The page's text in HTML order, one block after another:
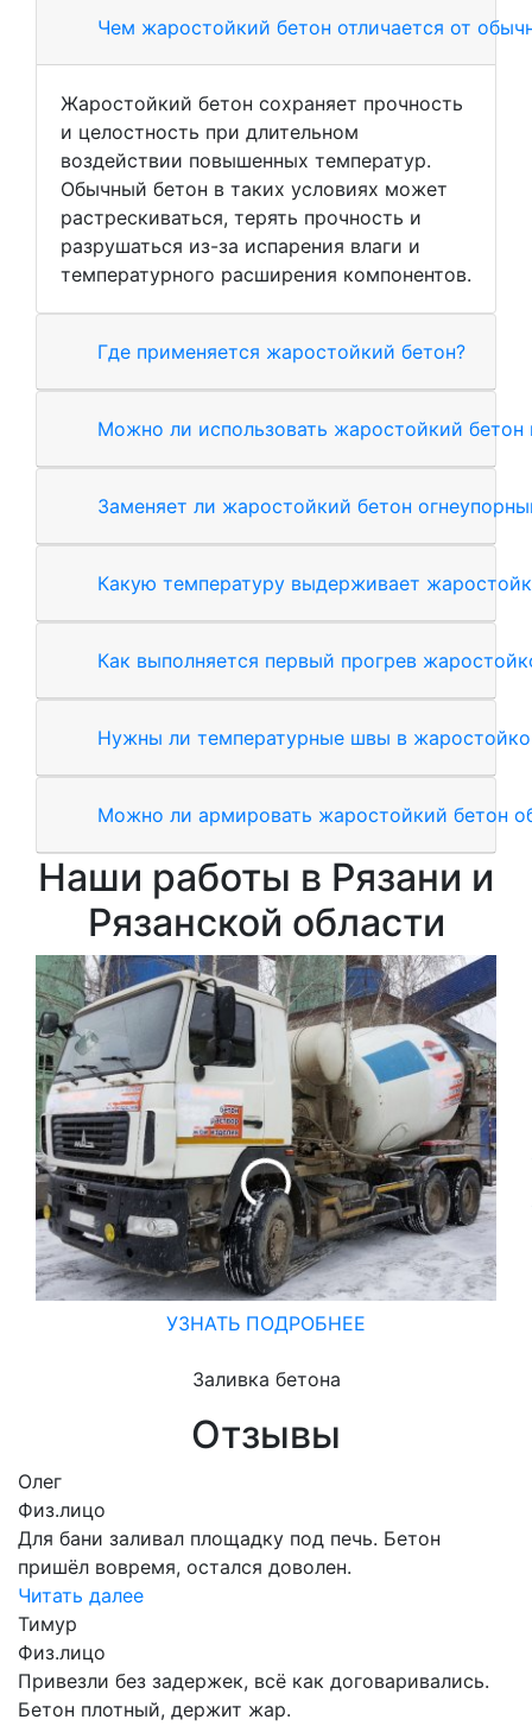
Чем жаростойкий бетон отличается от
Жаростойкий бетон сохраняет прочность
и целостность при длительном
воздействии повышенных температур.
Обычный бетон в таких условиях может
растрескиваться, терять прочность и
разрушаться из-за испарения влаги и
температурного расширения компонентов.
Где применяется жаростойкий бетон?
Можно ли использовать жаростойкий бетон
Заменяет ли жаростойкий бетон
Какую температуру выдерживает
Как выполняется первый прогрев
Нужны ли температурные швы в
Можно ли армировать жаростойкий бетон
Наши работы в Рязани и
Рязанской области
УЗНАТЬ ПОДРОБНЕЕ
Заливка бетона
Отзывы
Олег
Физ.лицо
Для бани заливал площадку под печь. Бетон
пришёл вовремя, остался доволен.
Читать далее
Тимур
Физ.лицо
Привезли без задержек, всё как договаривались.
Бетон плотный, держит жар.